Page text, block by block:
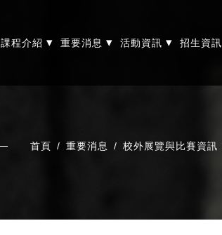
課程介紹 ▾ 重要消息 ▾ 活動資訊 ▾ 招生資訊
首頁 重要消息 校外展覽與比賽資訊